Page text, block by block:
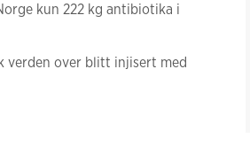
kun 222 kg antibiotika i
verden over blitt injisert med